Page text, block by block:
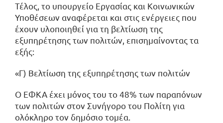
Τέλος, το υπουργείο Εργασίας και Κοινωνικών
Υποθέσεων αναφέρεται και στις ενέργειες που
έχουν υλοποιηθεί για τη βελτίωση της
εξυπηρέτησης των πολιτών, επισημαίνοντας τα
εξής:
«Γ) Βελτίωση της εξυπηρέτησης των πολιτών
Ο ΕΦΚΑ έχει μόνος του το 48% των παραπόνων
των πολιτών στον Συνήγορο του Πολίτη για
ολόκληρο τον δημόσιο τομέα.